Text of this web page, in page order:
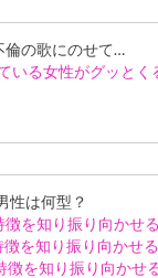
倫の歌にのせて…
いる女性がグッとく
性は何型？
を知り振り向かせ
を知り振り向かせ
徴を知り振り向かせ